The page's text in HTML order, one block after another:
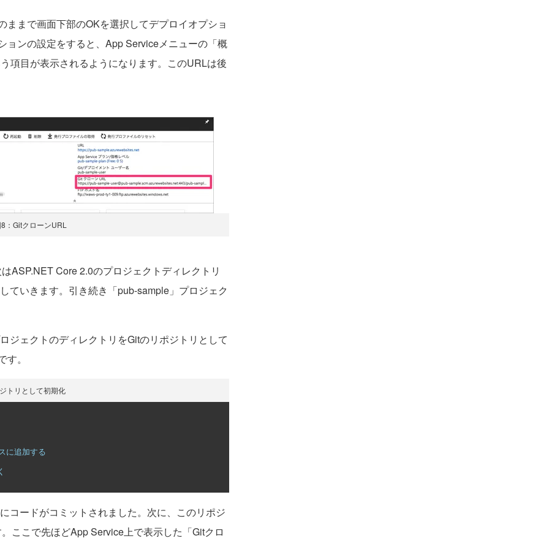
まで画面下部のOKを選択してデプロイオプショ
ョンの設定をすると、App Serviceメニューの「概
項目が表示されるようになります。このURLは後
：GitクローンURL
Core 2.0のプロジェクトディレクトリ
ていきます。引き続き「pub-sample」プロジェク
ェクトのディレクトリをGitのリポジトリとして
。
トリとして初期化
に追加する
ードがコミットされました。次に、このリポジ
ここで先ほどApp Service上で表示した「Gitクロ